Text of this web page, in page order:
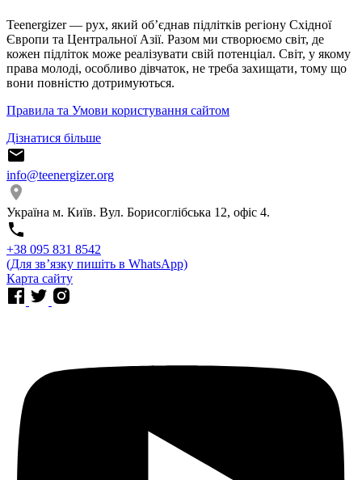
Teenergizer — рух, який об’єднав підлітків регіону Східної
Європи та Центральної Азії. Разом ми створюємо світ, де
кожен підліток може реалізувати свій потенціал. Світ, у якому
права молоді, особливо дівчаток, не треба захищати, тому що
вони повністю дотримуються.
Правила та Умови користування сайтом
Дізнатися більше
info@teenergizer.org
Україна м. Київ. Вул. Борисоглібська 12, офіс 4.
⁨+38 095 831 8542⁩
(Для звʼязку пишіть в WhatsApp)
Карта сайту